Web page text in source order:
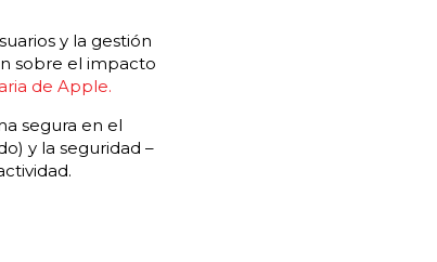
y la gestión
sobre el impacto
de Apple.
segura en el
y la seguridad –